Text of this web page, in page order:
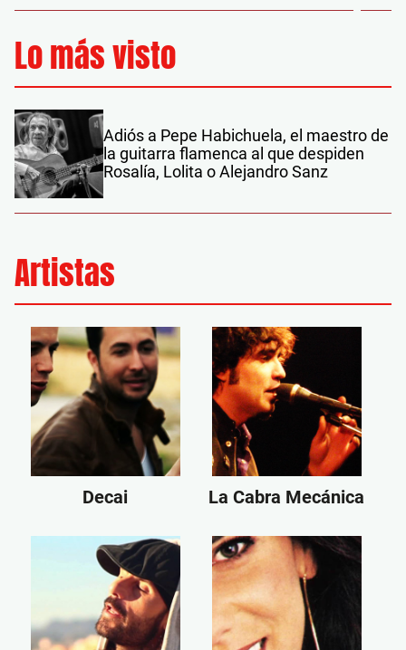
Lo más visto
Adiós a Pepe Habichuela, el maestro de
la guitarra flamenca al que despiden
Rosalía, Lolita o Alejandro Sanz
Artistas
Decai La Cabra Mecánica